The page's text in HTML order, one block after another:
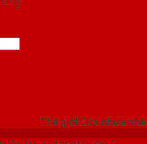
Thế giới Cửa nhựa